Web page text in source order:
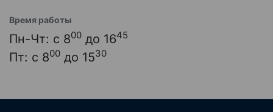
Время работы
Пн-Чт: с 800 до 1645
Пт: с 800 до 1530